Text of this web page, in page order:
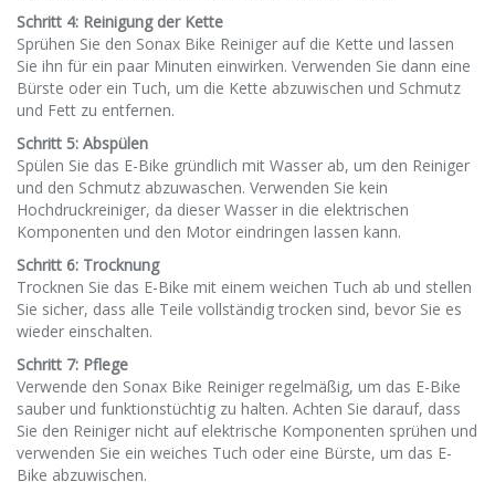
Schritt 4: Reinigung der Kette
Sprühen Sie den Sonax Bike Reiniger auf die Kette und lassen
Sie ihn für ein paar Minuten einwirken. Verwenden Sie dann eine
Bürste oder ein Tuch, um die Kette abzuwischen und Schmutz
und Fett zu entfernen.
Schritt 5: Abspülen
Spülen Sie das E-Bike gründlich mit Wasser ab, um den Reiniger
und den Schmutz abzuwaschen. Verwenden Sie kein
Hochdruckreiniger, da dieser Wasser in die elektrischen
Komponenten und den Motor eindringen lassen kann.
Schritt 6: Trocknung
Trocknen Sie das E-Bike mit einem weichen Tuch ab und stellen
Sie sicher, dass alle Teile vollständig trocken sind, bevor Sie es
wieder einschalten.
Schritt 7: Pflege
Verwende den Sonax Bike Reiniger regelmäßig, um das E-Bike
sauber und funktionstüchtig zu halten. Achten Sie darauf, dass
Sie den Reiniger nicht auf elektrische Komponenten sprühen und
verwenden Sie ein weiches Tuch oder eine Bürste, um das E-
Bike abzuwischen.